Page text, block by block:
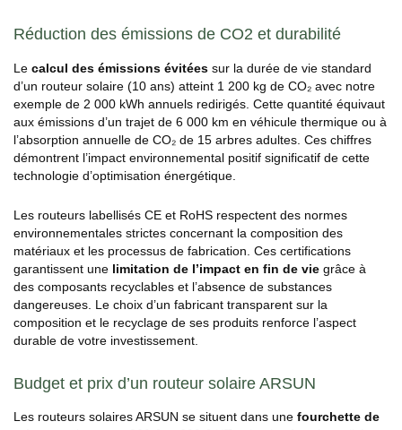
Réduction des émissions de CO2 et durabilité
Le calcul des émissions évitées sur la durée de vie standard
d’un routeur solaire (10 ans) atteint 1 200 kg de CO₂ avec notre
exemple de 2 000 kWh annuels redirigés. Cette quantité équivaut
aux émissions d’un trajet de 6 000 km en véhicule thermique ou à
l’absorption annuelle de CO₂ de 15 arbres adultes. Ces chiffres
démontrent l’impact environnemental positif significatif de cette
technologie d’optimisation énergétique.
Les routeurs labellisés CE et RoHS respectent des normes
environnementales strictes concernant la composition des
matériaux et les processus de fabrication. Ces certifications
garantissent une limitation de l’impact en fin de vie grâce à
des composants recyclables et l’absence de substances
dangereuses. Le choix d’un fabricant transparent sur la
composition et le recyclage de ses produits renforce l’aspect
durable de votre investissement.
Budget et prix d’un routeur solaire ARSUN
Les routeurs solaires ARSUN se situent dans une fourchette de